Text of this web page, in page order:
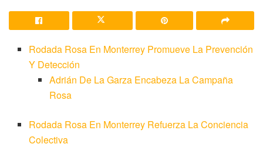
Rodada Rosa En Monterrey Promueve La Prevención
Y Detección
Adrián De La Garza Encabeza La Campaña
Rosa
Rodada Rosa En Monterrey Refuerza La Conciencia
Colectiva